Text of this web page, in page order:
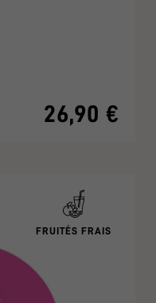
26,90 €
FRUITÉS FRAIS